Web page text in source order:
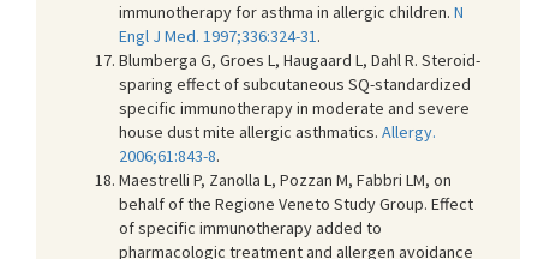
immunotherapy for asthma in allergic children. N
Engl J Med. 1997;336:324-31 .
Blumberga G, Groes L, Haugaard L, Dahl R. Steroid-
sparing effect of subcutaneous SQ-standardized
specific immunotherapy in moderate and severe
house dust mite allergic asthmatics. Allergy.
2006;61:843-8.
Maestrelli P, Zanolla L, Pozzan M, Fabbri LM, on
behalf of the Regione Veneto Study Group. Effect
of specific immunotherapy added to
pharmacologic treatment and allergen avoidance